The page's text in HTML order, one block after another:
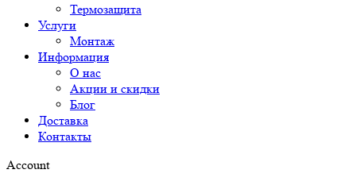
Термозащита
Услуги
Монтаж
Информация
О нас
Акции и скидки
Блог
Доставка
Контакты
Account